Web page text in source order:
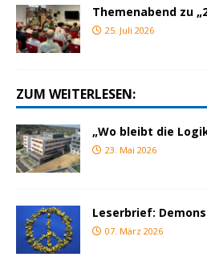
Themenabend zu
25. Juli 2026
ZUM WEITERLESEN:
„Wo bleibt die
23. Mai 2026
Leserbrief:
07. März 2026